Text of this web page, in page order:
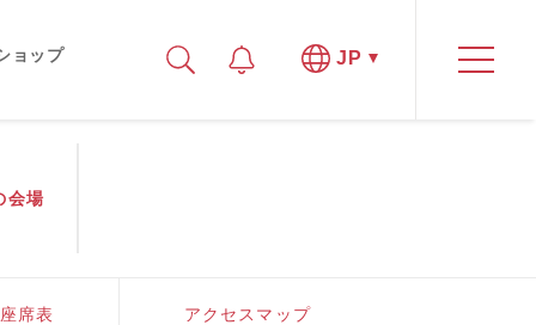
ョップ JP
会場
座席表 アクセスマップ